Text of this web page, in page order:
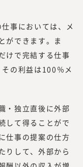
事においては、メ
ができます。ま
けで完結する仕事
の利益は100％メ
・独立直後に外部
して得ることがで
仕事の提案の仕方
りして、外部から